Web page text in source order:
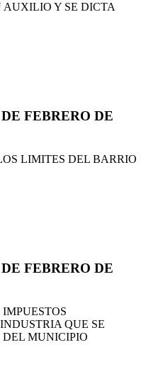
AUXILIO Y SE DICTA
FEBRERO DE
LIMITES DEL BARRIO
FEBRERO DE
QUE SE
MUNICIPIO